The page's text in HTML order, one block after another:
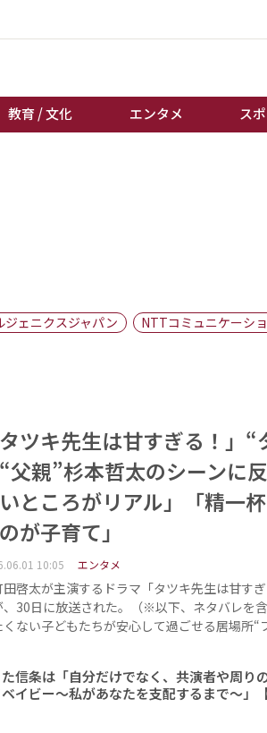
教育 / 文化 エンタメ ス
地域
棋
ジェニクスジャパン
NTTコミュニケーシ
タツキ先生は甘すぎる！」
父親”杉本哲太のシーンに
ところがリアル」「精一
が子育て」
10:05 エンタメ
啓太が主演するドラマ「タツキ先生は甘す
、30日に放送された。（※以下、ネタバレ
くない子どもたちが安心して過ごせる居場所
信条は「自分だけでなく、共演者や周り
イビー～私があなたを支配するまで～」